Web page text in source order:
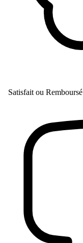
Satisfait ou Remboursé